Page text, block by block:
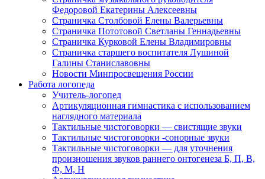
Федоровой Екатерины Алексеевны
Страничка Столбовой Елены Валерьевны
Страничка Пототовой Светланы Геннадьевны
Страничка Курковой Елены Владимировны
Страничка старшего воспитателя Лушиной
Галины Станиславовны
Новости Минпросвещения России
Работа логопеда
Учитель-логопед
Артикуляционная гимнастика с использованием
наглядного материала
Тактильные чистоговорки — свистящие звуки
Тактильные чистоговорки -сонорные звуки
Тактильные чистоговорки — для уточнения
произношения звуков раннего онтогенеза Б, П, В,
Ф, М, Н